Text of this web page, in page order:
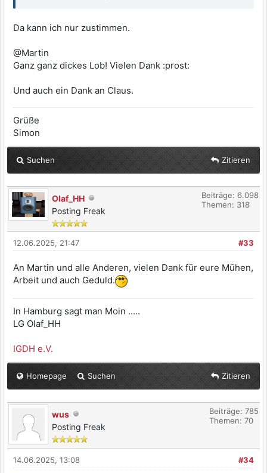
Da kann ich nur zustimmen.
@Martin
Ganz ganz dickes Lob! Vielen Dank :prost:
Und auch ein Dank an Claus.
Grüße
Simon
Suchen Zitieren
Olaf_HH
Posting Freak
Beiträge: 6.098
Themen: 318
#33
12.06.2025, 21:47
An Martin und alle Anderen, vielen Dank für eure Mühen,
Arbeit und auch Geduld.
In Hamburg sagt man Moin .....
LG Olaf_HH
IGDH e.V.
Homepage Suchen Zitieren
wus
Posting Freak
Beiträge: 785
Themen: 70
#34
14.06.2025, 13:08